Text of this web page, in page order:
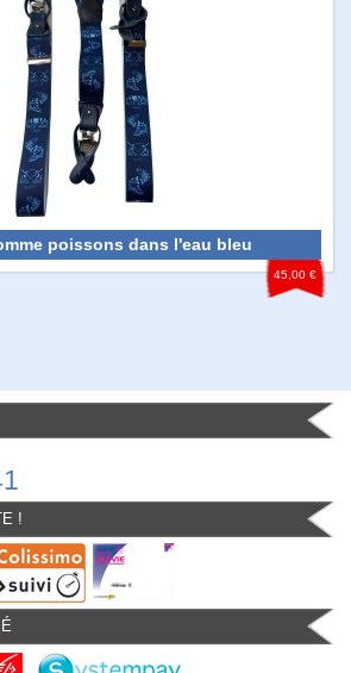
poissons dans l'eau bleu
45,00 €
!